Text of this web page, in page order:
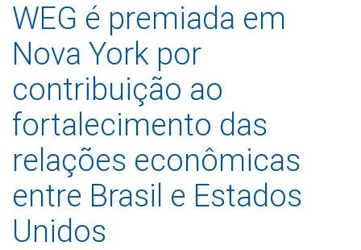
WEG é premiada em
Nova York por
contribuição ao
fortalecimento das
relações econômicas
entre Brasil e Estados
Unidos